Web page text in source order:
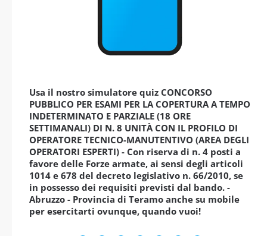
Usa il nostro simulatore quiz CONCORSO
PUBBLICO PER ESAMI PER LA COPERTURA A TEMPO
INDETERMINATO E PARZIALE (18 ORE
SETTIMANALI) DI N. 8 UNITÀ CON IL PROFILO DI
OPERATORE TECNICO-MANUTENTIVO (AREA DEGLI
OPERATORI ESPERTI) - Con riserva di n. 4 posti a
favore delle Forze armate, ai sensi degli articoli
1014 e 678 del decreto legislativo n. 66/2010, se
in possesso dei requisiti previsti dal bando. -
Abruzzo - Provincia di Teramo anche su mobile
per esercitarti ovunque, quando vuoi!